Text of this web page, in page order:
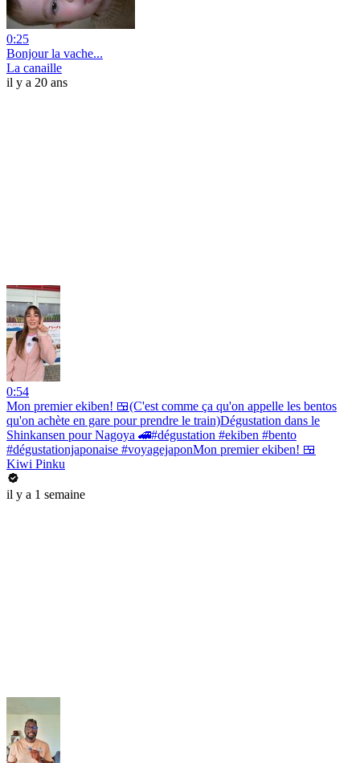
0:25
Bonjour la vache...
La canaille
il y a 20 ans
0:54
Mon premier ekiben! 🍱(C'est comme ça qu'on appelle les bentos
qu'on achète en gare pour prendre le train)Dégustation dans le
Shinkansen pour Nagoya 🚄#dégustation #ekiben #bento
#dégustationjaponaise #voyagejaponMon premier ekiben! 🍱
Kiwi Pinku
il y a 1 semaine